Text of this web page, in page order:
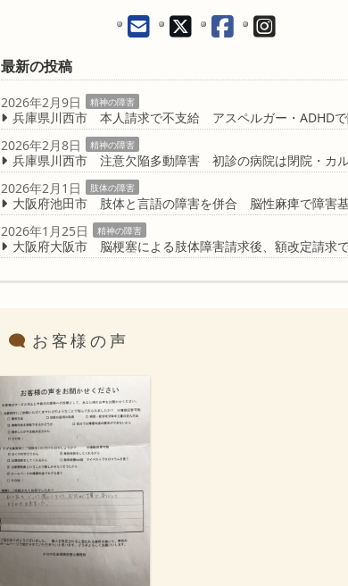
最新の投稿
2026年2月9日 精神の障害
兵庫県川西市 本人請求で不支給 アスペルガー・ADHDで
2026年2月8日
精神の障害
兵庫県川西市 注意欠陥多動障害 初診の病院は閉院・カ
2026年2月1日
肢体の障害
大阪府池田市 肢体と言語の障害を併合 脳性麻痺で障害
2026年1月25日
精神の障害
大阪府大阪市 脳梗塞による肢体障害請求後、額改定請求
お客様の声